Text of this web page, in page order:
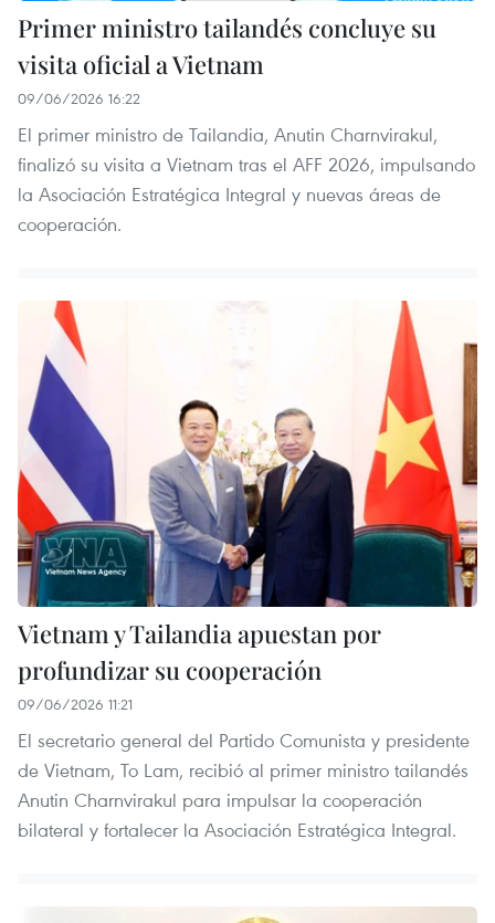
Primer ministro tailandés concluye su
visita oficial a Vietnam
09/06/2026 16:22
El primer ministro de Tailandia, Anutin Charnvirakul,
finalizó su visita a Vietnam tras el AFF 2026, impulsando
la Asociación Estratégica Integral y nuevas áreas de
cooperación.
Vietnam y Tailandia apuestan por
profundizar su cooperación
09/06/2026 11:21
El secretario general del Partido Comunista y presidente
de Vietnam, To Lam, recibió al primer ministro tailandés
Anutin Charnvirakul para impulsar la cooperación
bilateral y fortalecer la Asociación Estratégica Integral.